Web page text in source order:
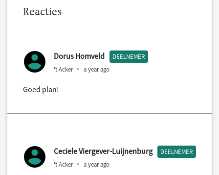
Reacties
Dorus Homveld DEELNEMER
't Acker a year ago
Goed plan!
Ceciele Viergever-Luijnenburg DEELNEMER
't Acker a year ago